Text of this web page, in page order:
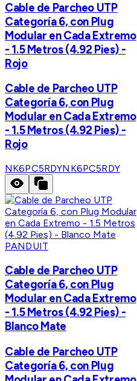
Cable de Parcheo UTP
Categoría 6, con Plug
Modular en Cada Extremo
- 1.5 Metros (4.92 Pies) -
Rojo
Cable de Parcheo UTP
Categoría 6, con Plug
Modular en Cada Extremo
- 1.5 Metros (4.92 Pies) -
Rojo
NK6PC5RDYNK6PC5RDY
PANDUIT
Cable de Parcheo UTP
Categoría 6, con Plug
Modular en Cada Extremo
- 1.5 Metros (4.92 Pies) -
Blanco Mate
Cable de Parcheo UTP
Categoría 6, con Plug